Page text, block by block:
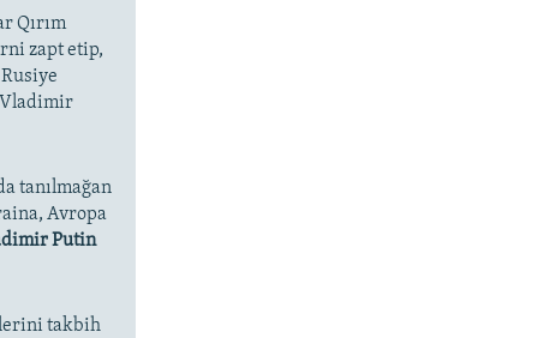
Qırım
zapt etip,
Vladimir
tanılmağan
Avropa
Putin
takbih